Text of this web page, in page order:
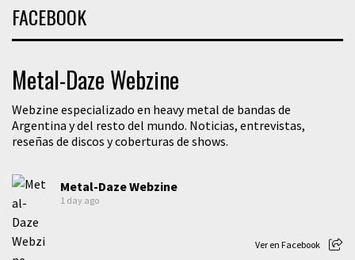
FACEBOOK
Metal-Daze Webzine
Webzine especializado en heavy metal de bandas de
Argentina y del resto del mundo. Noticias, entrevistas,
reseñas de discos y coberturas de shows.
Metal-Daze Webzine
1 day ago
Ver en Facebook